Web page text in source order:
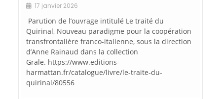
17 janvier 2026
Parution de l’ouvrage intitulé Le traité du
Quirinal, Nouveau paradigme pour la coopération
transfrontalière franco-italienne, sous la direction
d’Anne Rainaud dans la collection
Grale. https://www.editions-
harmattan.fr/catalogue/livre/le-traite-du-
quirinal/80556